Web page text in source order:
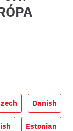
Danish
Estonian